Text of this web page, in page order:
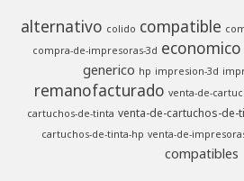
alternativo colido compatible
compra-de-impresoras-3d economico
generico hp impresion-3d
remanofacturado venta-de-
cartuchos-de-tinta venta-de-cartuchos-
cartuchos-de-tinta-hp venta-de-
compatibles